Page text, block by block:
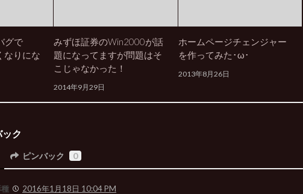
グで
なりにな
みずほ証券のWin2000が話
題になってますが問題はそ
こじゃなかった！
2014年9月29日
ホームページチェンジャー
を作ってみた･ω･
2013年8月26日
ク
ピンバック 0
2016年1月18日 10:04 PM